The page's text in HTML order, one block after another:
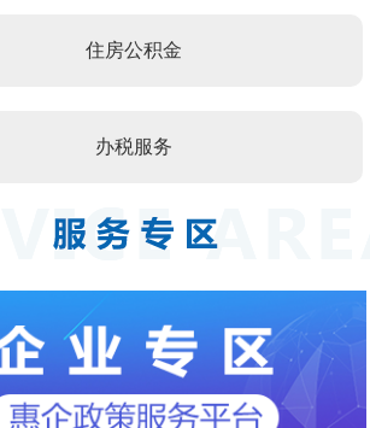
住房公积金
办税服务